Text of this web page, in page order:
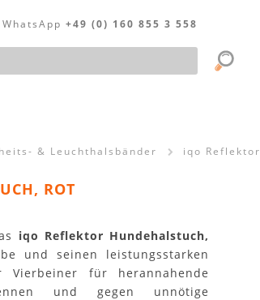
+49 (0) 160 855 3 558
& Leuchthalsbänder iqo
ROT
iqo Reflektor Hundehalstuch,
und seinen leistungsstarken
für herannahende
und gegen unnötige